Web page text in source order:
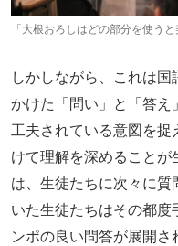
「大根おろしはどの部分を使うと
しかしながら、これは
かけた「問い」と「答え
工夫されている意図を捉
けて理解を深めることが
は、生徒たちに次々に質
いた生徒たちはその都度
ンポの良い問答が展開さ